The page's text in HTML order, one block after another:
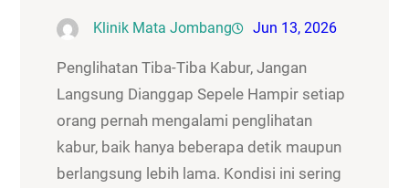
Klinik Mata Jombang Jun 13, 2026
Penglihatan Tiba-Tiba Kabur, Jangan
Langsung Dianggap Sepele Hampir setiap
orang pernah mengalami penglihatan
kabur, baik hanya beberapa detik maupun
berlangsung lebih lama. Kondisi ini sering